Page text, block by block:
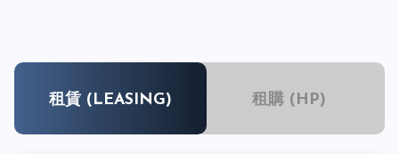
租賃 (LEASING) 租購 (HP)